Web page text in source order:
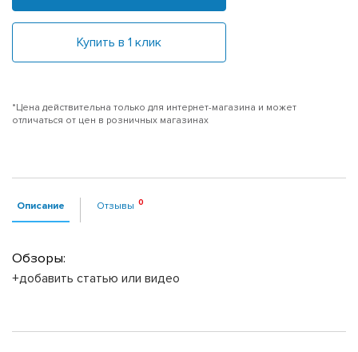
Купить в 1 клик
*Цена действительна только для интернет-магазина и может
отличаться от цен в розничных магазинах
Описание Отзывы
Обзоры:
+добавить статью или видео